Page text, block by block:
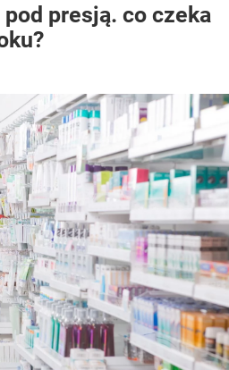
presją. co czeka